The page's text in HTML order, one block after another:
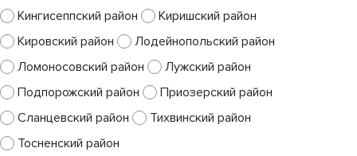
Кингисеппский район
Киришский район
Кировский район
Лодейнопольский район
Ломоносовский район
Лужский район
Подпорожский район
Приозерский район
Сланцевский район
Тихвинский район
Тосненский район